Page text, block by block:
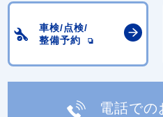
車検/点検/
整備予約
電話での